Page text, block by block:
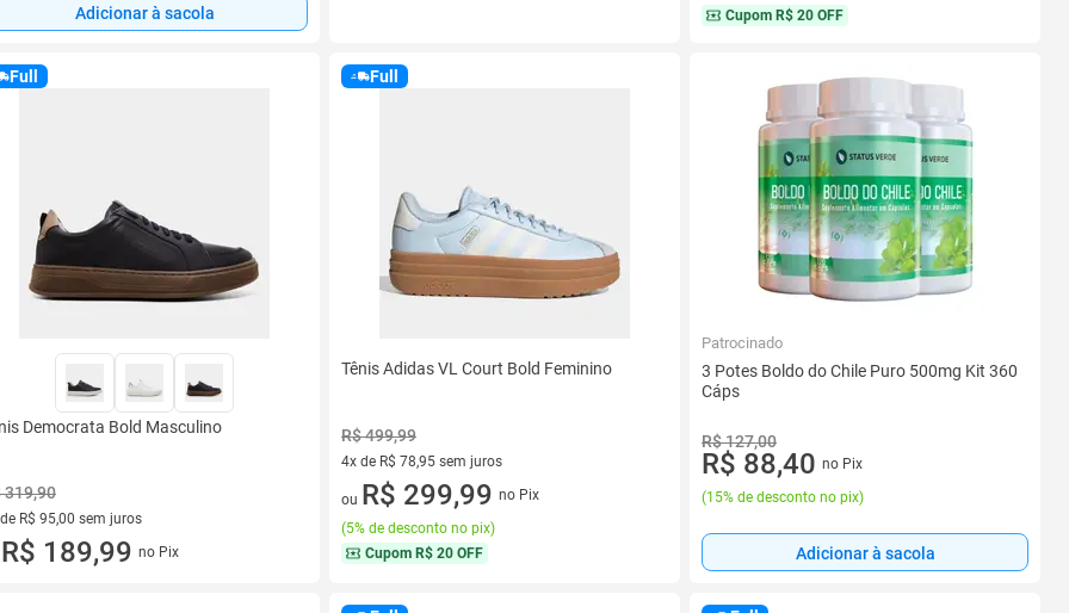
Adicionar à sacola
Cupom R$ 20 OFF
Full
Democrata Bold Masculino
319,90
R$ 95,00 sem juros
de R$ 95,00 sem juros
R$ 189,99 no Pix
Full
Tênis Adidas VL Court Bold Feminino
R$ 499,99
4x de R$ 78,95 sem juros
4 vez de R$ 78,95 sem juros
ou R$ 299,99 no Pix
(5% de desconto no pix)
Cupom R$ 20 OFF
Patrocinado
3 Potes Boldo do Chile Puro 500mg Kit 360
Cáps
R$ 127,00
R$ 88,40 no Pix
(15% de desconto no pix)
Adicionar à sacola